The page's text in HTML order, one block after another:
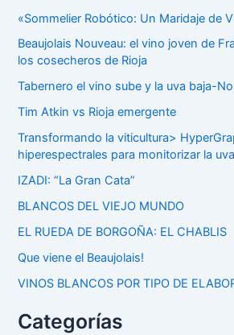
«Sommelier Robótico: Un Maridaje de
Beaujolais Nouveau: el vino joven de
los cosecheros de Rioja
Tabernero el vino sube y la uva baja-
Tim Atkin vs Rioja emergente
Transformando la viticultura>
hiperespectrales para monitorizar la
IZADI: “La Gran Cata”
BLANCOS DEL VIEJO MUNDO
EL RUEDA DE BORGOÑA: EL CHABLIS
Que viene el Beaujolais!
VINOS BLANCOS POR TIPO DE
Categorías